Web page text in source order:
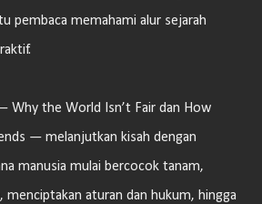
pembaca memahami alur sejarah
Why the World Isn’t Fair dan How
— melanjutkan kisah dengan
manusia mulai bercocok tanam,
menciptakan aturan dan hukum, hingga